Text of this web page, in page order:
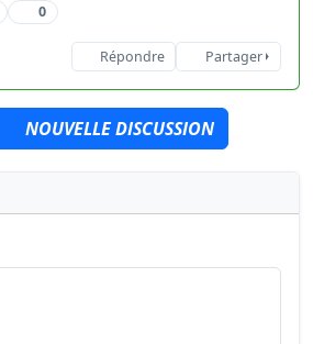
0
Répondre Partager
NOUVELLE DISCUSSION